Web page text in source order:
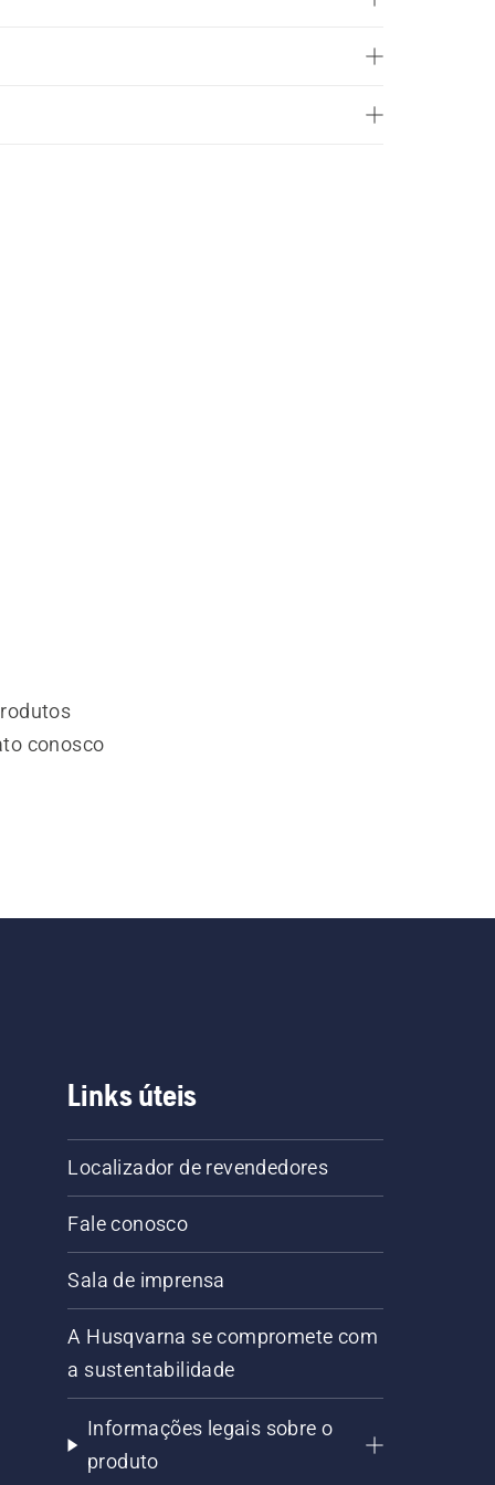
conosco
Links úteis
Localizador de revendedores
Fale conosco
Sala de imprensa
A Husqvarna se compromete com
a sustentabilidade
Informações legais sobre o
produto